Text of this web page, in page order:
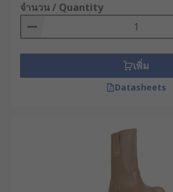
จำนวน / Quantity
เพิ่ม
Datasheets